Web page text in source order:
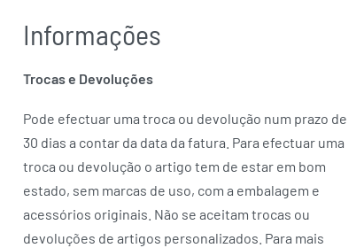
Informações
Trocas e Devoluções
Pode efectuar uma troca ou devolução num prazo de
30 dias a contar da data da fatura. Para efectuar uma
troca ou devolução o artigo tem de estar em bom
estado, sem marcas de uso, com a embalagem e
acessórios originais. Não se aceitam trocas ou
devoluções de artigos personalizados. Para mais